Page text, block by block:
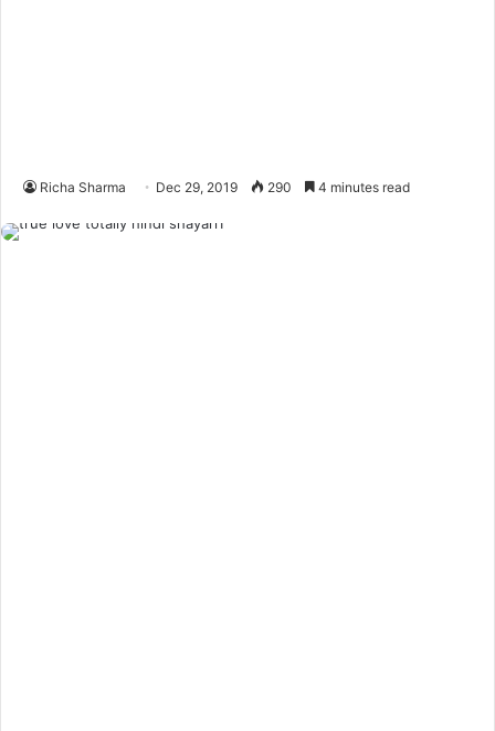
Richa Sharma Dec 29, 2019 290 4 minutes read